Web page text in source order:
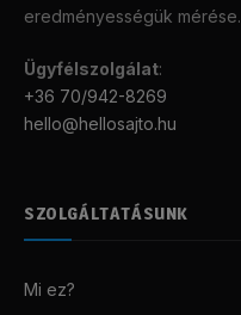
eredményességük mérése.
Ügyfélszolgálat:
+36 70/942-8269
hello@hellosajto.hu
SZOLGÁLTATÁSUNK
Mi ez?